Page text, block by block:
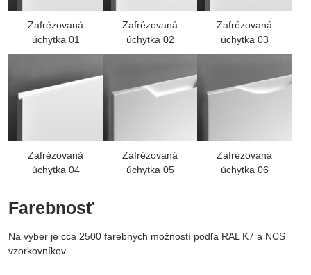
Zafrézovaná
úchytka 01
Zafrézovaná
úchytka 02
Zafrézovaná
úchytka 03
Zafrézovaná
úchytka 04
Zafrézovaná
úchytka 05
Zafrézovaná
úchytka 06
Farebnosť
Na výber je cca 2500 farebných možností podľa RAL K7 a NCS
vzorkovníkov.